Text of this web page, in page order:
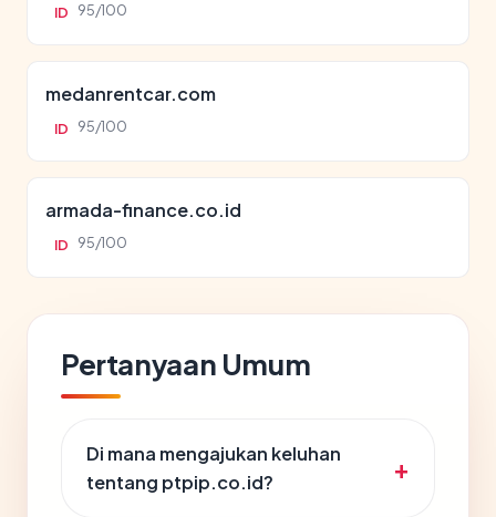
ID 95/100
medanrentcar.com
ID 95/100
armada-finance.co.id
ID 95/100
Pertanyaan Umum
Di mana mengajukan keluhan
tentang ptpip.co.id?